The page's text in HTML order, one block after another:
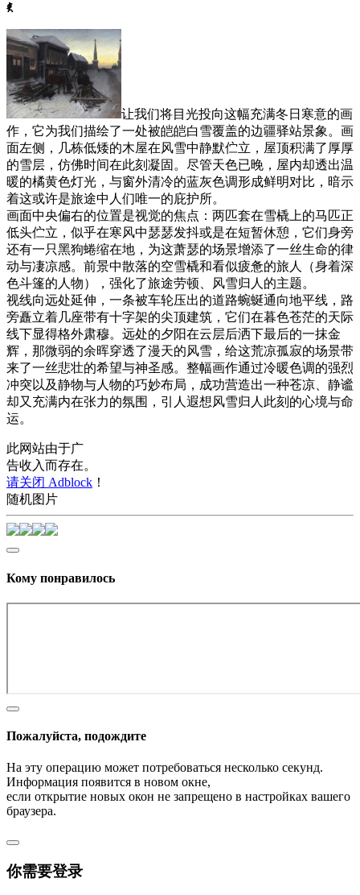
ꈅ
让我们将目光投向这幅充满冬日寒意的画
作，它为我们描绘了一处被皑皑白雪覆盖的边疆驿站景象。画
面左侧，几栋低矮的木屋在风雪中静默伫立，屋顶积满了厚厚
的雪层，仿佛时间在此刻凝固。尽管天色已晚，屋内却透出温
暖的橘黄色灯光，与窗外清冷的蓝灰色调形成鲜明对比，暗示
着这或许是旅途中人们唯一的庇护所。
画面中央偏右的位置是视觉的焦点：两匹套在雪橇上的马匹正
低头伫立，似乎在寒风中瑟瑟发抖或是在短暂休憩，它们身旁
还有一只黑狗蜷缩在地，为这萧瑟的场景增添了一丝生命的律
动与凄凉感。前景中散落的空雪橇和看似疲惫的旅人（身着深
色斗篷的人物），强化了旅途劳顿、风雪归人的主题。
视线向远处延伸，一条被车轮压出的道路蜿蜒通向地平线，路
旁矗立着几座带有十字架的尖顶建筑，它们在暮色苍茫的天际
线下显得格外肃穆。远处的夕阳在云层后洒下最后的一抹金
辉，那微弱的余晖穿透了漫天的风雪，给这荒凉孤寂的场景带
来了一丝悲壮的希望与神圣感。整幅画作通过冷暖色调的强烈
冲突以及静物与人物的巧妙布局，成功营造出一种苍凉、静谧
却又充满内在张力的氛围，引人遐想风雪归人此刻的心境与命
运。
此网站由于广
告收入而存在。
请关闭 Adblock ！
随机图片
Кому понравилось
Пожалуйста, подождите
На эту операцию может потребоваться несколько секунд.
Информация появится в новом окне,
если открытие новых окон не запрещено в настройках вашего
браузера.
你需要登录